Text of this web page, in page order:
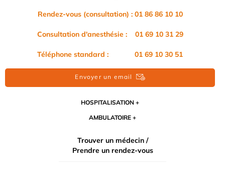
Rendez-vous (consultation) : 01 86 86 10 10
Consultation d'anesthésie : 01 69 10 31 29
Téléphone standard : 01 69 10 30 51
Envoyer un email
HOSPITALISATION
AMBULATOIRE
Trouver un médecin /
Prendre un rendez-vous